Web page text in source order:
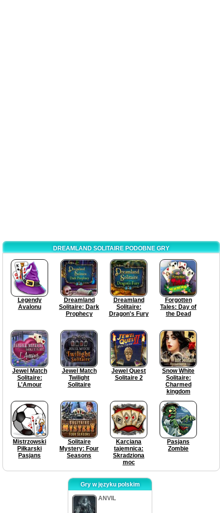
DREAMLAND SOLITAIRE PODOBNE GRY
Legendy
Avalonu
Dreamland
Solitaire: Dark
Prophecy
Dreamland
Solitaire:
Dragon's Fury
Forgotten
Tales: Day of
the Dead
Jewel Match
Solitaire:
L'Amour
Jewel Match
Twilight
Solitaire
Jewel Quest
Solitaire 2
Snow White
Solitaire:
Charmed
kingdom
Mistrzowski
Piłkarski
Pasjans
Solitaire
Mystery: Four
Seasons
Karciana
tajemnica:
Skradziona
moc
Pasjans
Zombie
Gry w języku polskim
ANVIL